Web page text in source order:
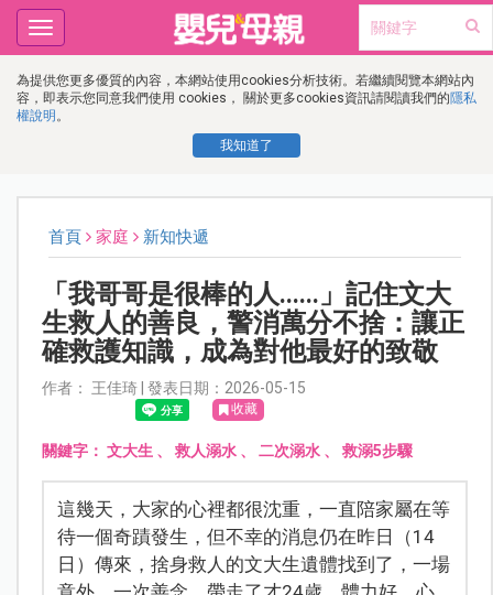
為提供您更多優質的內容，本網站使用cookies分析技術。若繼續閱覽本網站內
容，即表示您同意我們使用 cookies， 關於更多cookies資訊請閱讀我們的隱私
權說明 。
我知道了
Toggle
navigation
首頁 家庭 新知快遞
「我哥哥是很棒的人......」記住文大
生救人的善良，警消萬分不捨：讓正
確救護知識，成為對他最好的致敬
作者： 王佳琦 | 發表日期：2026-05-15
收藏
關鍵字： 文大生 、 救人溺水、 二次溺水、 救溺5步驟
這幾天，大家的心裡都很沈重，一直陪家屬在等
待一個奇蹟發生，但不幸的消息仍在昨日（14
日）傳來，捨身救人的文大生遺體找到了，一場